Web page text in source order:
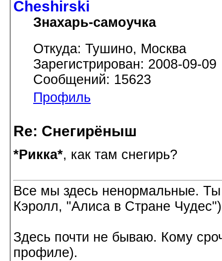
Cheshirski
Знахарь-самоучка
Откуда: Тушино, Москва
Зарегистрирован: 2008-09-09
Сообщений: 15623
Профиль
Re: Снегирёныш
*Рикка*, как там снегирь?
Все мы здесь ненормальные.
Кэролл, "Алиса в Стране Чудес")
Здесь почти не бываю. Кому
профиле).